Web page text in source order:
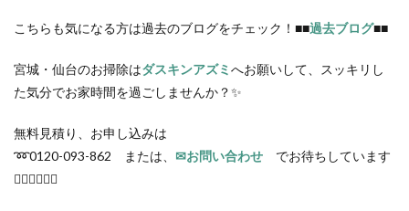
こちらも気になる方は過去のブログをチェック！■■過去ブログ■■
宮城・仙台のお掃除はダスキンアズミ へお願いして、スッキリし
た気分でお家時間を過ごしませんか？✨
無料見積り、お申し込みは
➿0120-093-862 または、 ✉お問い合わせ でお待ちしています
🙋🏻‍♂️🙋🏻‍♀️